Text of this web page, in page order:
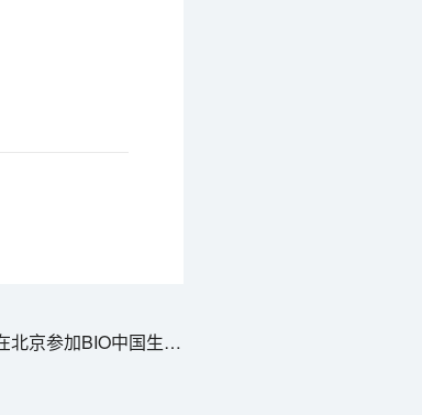
参加BIO中国生物产业大会